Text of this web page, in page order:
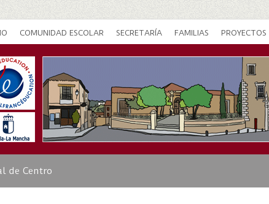
COMUNIDAD ESCOLAR SECRETARÍA FAMILIAS PROYECTOS
de Centro